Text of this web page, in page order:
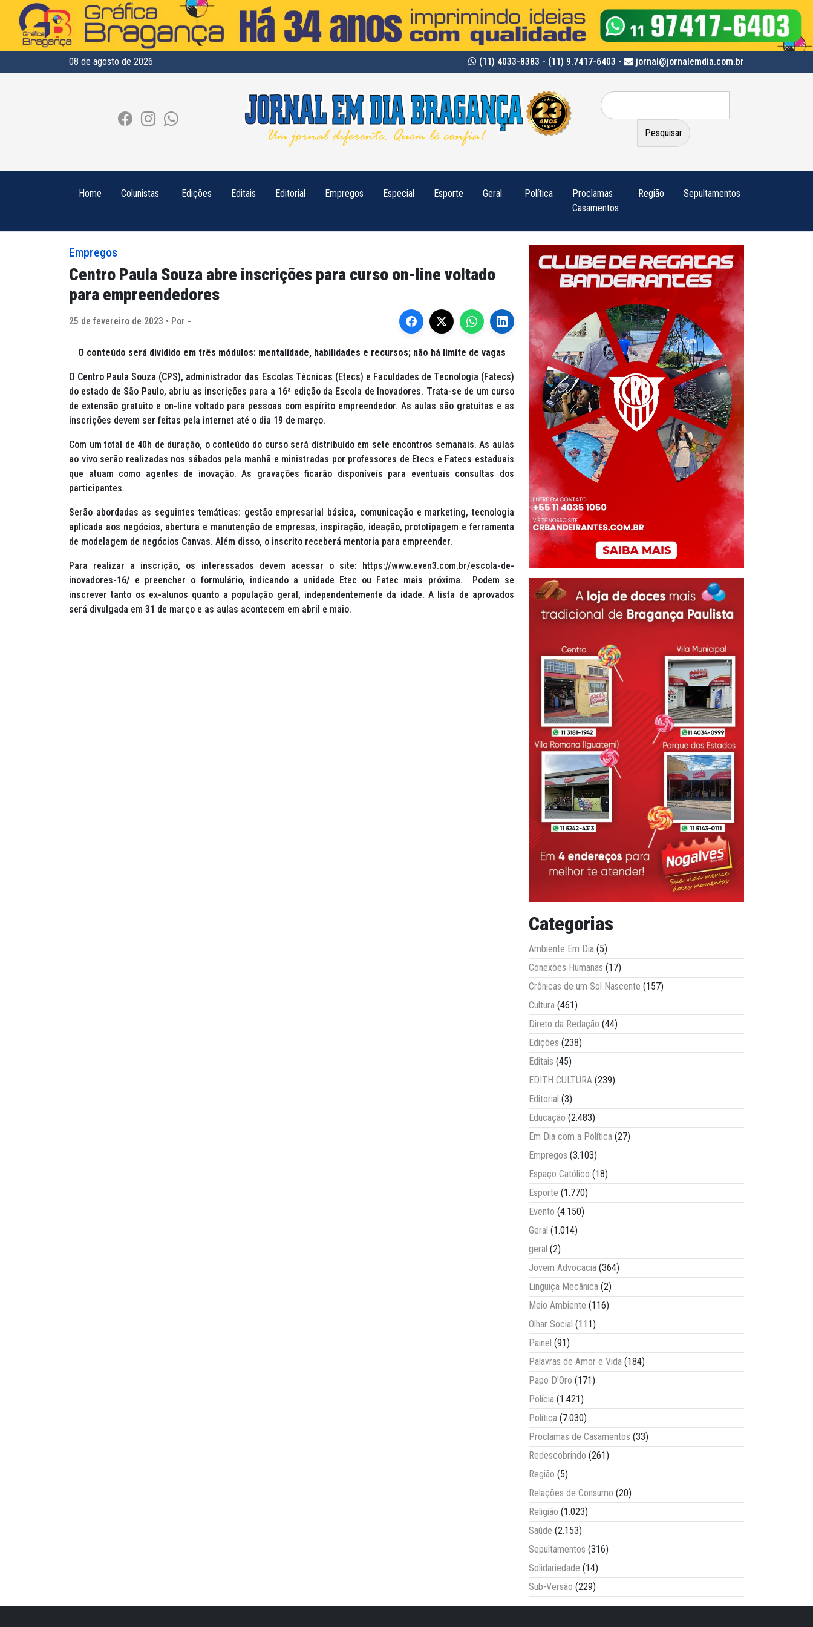
08 de agosto de 2026 (11) 4033-8383 - (11) 9.7417-6403 - jornal@jornalemdia.com.br
Pesquisar
por:
Home Colunistas Edições Editais Editorial Empregos Especial Esporte Geral Política
Proclamas
Casamentos
Região Sepultamentos
Empregos
Centro Paula Souza abre inscrições para curso on-line voltado
para empreendedores
25 de fevereiro de 2023 • Por -
O conteúdo será dividido em três módulos: mentalidade, habilidades e recursos; não há limite de vagas
O Centro Paula Souza (CPS), administrador das Escolas Técnicas (Etecs) e Faculdades de Tecnologia (Fatecs)
do estado de São Paulo, abriu as inscrições para a 16ªedição da Escola de Inovadores. Trata-se de um curso
de extensão gratuito e on-line voltado para pessoas com espírito empreendedor. As aulas são gratuitas e as
inscrições devem ser feitas pela internet até o dia 19 de março.
Com um total de 40h de duração, o conteúdo do curso será distribuído em sete encontros semanais. As aulas
ao vivo serão realizadas nos sábados pela manhã e ministradas por professores de Etecs e Fatecs estaduais
que atuam como agentes de inovação. As gravações ficarão disponíveis para eventuais consultas dos
participantes.
Serão abordadas as seguintes temáticas: gestão empresarial básica, comunicação e marketing, tecnologia
aplicada aos negócios, abertura e manutenção de empresas, inspiração, ideação, prototipagem e ferramenta
de modelagem de negócios Canvas. Além disso, o inscrito receberá mentoria para empreender.
Para realizar a inscrição, os interessados devem acessar o site: https://www.even3.com.br/escola-de-
inovadores-16/ e preencher o formulário, indicando a unidade Etec ou Fatec mais próxima. Podem se
inscrever tanto os ex-alunos quanto a população geral, independentemente da idade. A lista de aprovados
será divulgada em 31 de março e as aulas acontecem em abril e maio.
Categorias
Ambiente Em Dia (5)
Conexões Humanas (17)
Crônicas de um Sol Nascente (157)
Cultura (461)
Direto da Redação (44)
Edições (238)
Editais (45)
EDITH CULTURA (239)
Editorial (3)
Educação (2.483)
Em Dia com a Política (27)
Empregos (3.103)
Espaço Católico (18)
Esporte (1.770)
Evento (4.150)
Geral (1.014)
geral (2)
Jovem Advocacia (364)
Linguiça Mecânica (2)
Meio Ambiente (116)
Olhar Social (111)
Painel (91)
Palavras de Amor e Vida (184)
Papo D'Oro (171)
Polícia (1.421)
Política (7.030)
Proclamas de Casamentos (33)
Redescobrindo (261)
Região (5)
Relações de Consumo (20)
Religião (1.023)
Saúde (2.153)
Sepultamentos (316)
Solidariedade (14)
Sub-Versão (229)